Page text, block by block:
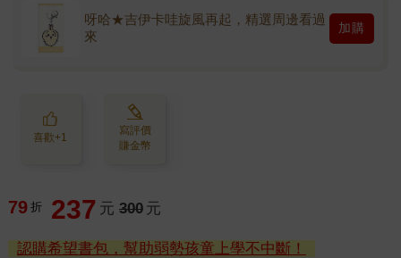
呀哈★吉伊卡哇旋風再起，精選周邊看過
來
加購
喜歡+1
寫評價
賺金幣
79 折 237 元 300 元
認購希望書包，幫助弱勢孩童上學不中斷！